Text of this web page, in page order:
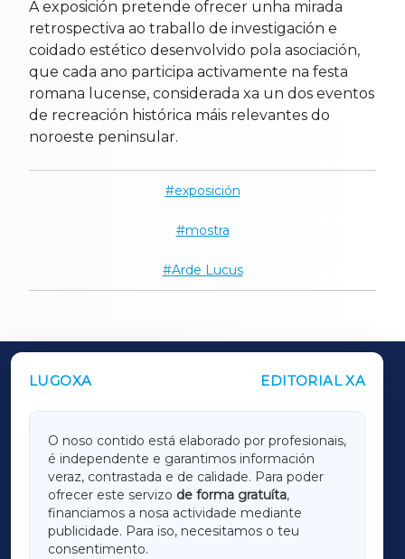
A exposición pretende ofrecer unha mirada
retrospectiva ao traballo de investigación e
coidado estético desenvolvido pola asociación,
que cada ano participa activamente na festa
romana lucense, considerada xa un dos eventos
de recreación histórica máis relevantes do
noroeste peninsular.
exposición
mostra
Arde Lucus
LUGOXA EDITORIAL XA
O noso contido está elaborado por profesionais,
é independente e garantimos información
veraz, contrastada e de calidade. Para poder
ofrecer este servizo de forma gratuíta,
financiamos a nosa actividade mediante
publicidade. Para iso, necesitamos o teu
consentimento.
OUTROS PERIÓDICOS
LUGOXA
TERRACHAXA